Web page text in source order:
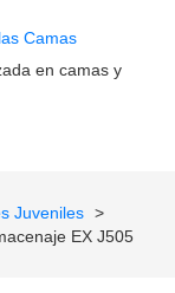
Camas
en camas y
Juveniles
EX J505